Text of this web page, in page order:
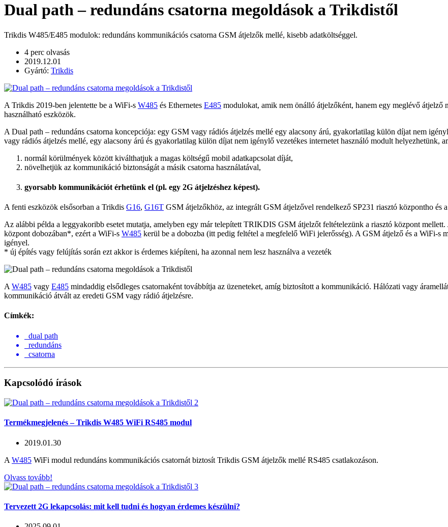
Dual path – redundáns csatorna megoldások a Trikdistől
Trikdis W485/E485 modulok: redundáns kommunikációs csatorna GSM átjelzők mellé, kisebb adatköltséggel.
4 perc olvasás
2019.12.01
Gyártó: Trikdis
A Trikdis 2019-ben jelentette be a WiFi-s W485 és Ethernetes E485 modulokat, amik nem önálló átjelzőként, hanem egy meglévő átjelző
használható eszközök.
A Dual path – redundáns csatorna koncepciója: egy GSM vagy rádiós átjelzés mellé egy alacsony árú, gyakorlatilag külön díjat nem
vagy rádiós átjelzés mellé, egy alacsony árú és gyakorlatilag külön díjat nem igénylő vezetékes internetet használó modult helyezhetünk,
normál körülmények között kiválthatjuk a magas költségű mobil adatkapcsolat díját,
növelhetjük az kommunikáció biztonságát a másik csatorna használatával,
gyorsabb kommunikációt érhetünk el (pl. egy 2G átjelzéshez képest).
A fenti eszközök elsősorban a Trikdis G16, G16T GSM átjelzőkhöz, az integrált GSM átjelzővel rendelkező SP231 riasztó központho és
Az alábbi példa a leggyakoribb esetet mutatja, amelyben egy már telepített TRIKDIS GSM átjelzőt feltételezünk a riasztó központ
központ dobozában*, ezért a WiFi-s W485 kerül be a dobozba (itt pedig feltétel a megfelelő WiFi jelerősség). A GSM átjelző és a WiFi-
igényel.
* új építés vagy felújítás során ezt akkor is érdemes kiépíteni, ha azonnal nem lesz használva a vezeték
A W485 vagy E485 mindaddig elsődleges csatornaként továbbítja az üzeneteket, amíg biztosított a kommunikáció. Hálózati vagy
kommunikáció átvált az eredeti GSM vagy rádió átjelzésre.
Címkék:
dual path
redundáns
csatorna
Kapcsolódó írások
Termékmegjelenés – Trikdis W485 WiFi RS485 modul
2019.01.30
A W485 WiFi modul redundáns kommunikációs csatornát biztosít Trikdis GSM átjelzők mellé RS485 csatlakozáson.
Olvass tovább!
Tervezett 2G lekapcsolás: mit kell tudni és hogyan érdemes készülni?